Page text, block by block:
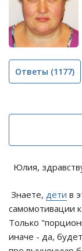
Ответы (1177)
Юлия,
Знаете, дети в
самомотивации
Только
иначе - да,